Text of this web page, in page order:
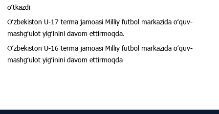
oʻtkazdi
Oʻzbekiston U-17 terma jamoasi Milliy futbol markazida oʻquv-
mashgʻulot yigʻinini davom ettirmoqda.
Oʻzbekiston U-16 terma jamoasi Milliy futbol markazida oʻquv-
mashgʻulot yigʻinini davom ettirmoqda